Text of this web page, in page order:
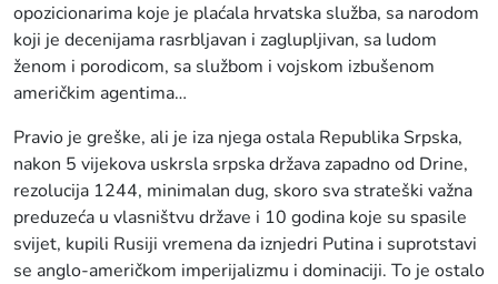
opozicionarima koje je plaćala hrvatska služba, sa narodom
koji je decenijama rasrbljavan i zaglupljivan, sa ludom
ženom i porodicom, sa službom i vojskom izbušenom
američkim agentima…
Pravio je greške, ali je iza njega ostala Republika Srpska,
nakon 5 vijekova uskrsla srpska država zapadno od Drine,
rezolucija 1244, minimalan dug, skoro sva strateški važna
preduzeća u vlasništvu države i 10 godina koje su spasile
svijet, kupili Rusiji vremena da iznjedri Putina i suprotstavi
se anglo-američkom imperijalizmu i dominaciji. To je ostalo